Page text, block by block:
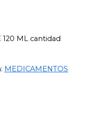
120 ML cantidad
MEDICAMENTOS